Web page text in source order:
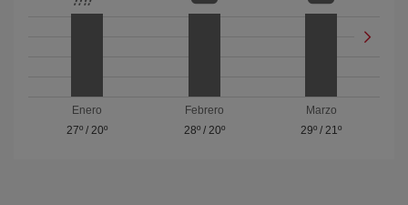
Enero
27º/ 20º
Febrero
28º/ 20º
Marzo
29º /21º